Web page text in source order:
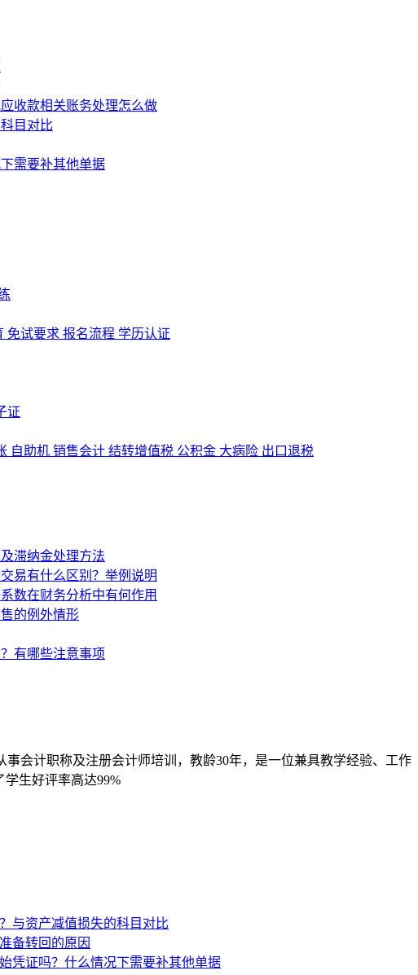
免试要求 报名流程 学历认证
证
自助机 销售会计 结转增值税 公积金 大病险 出口退税
会计职称及注册会计师培训，教龄30年，是一位兼具教学经验、工作
生好评率高达99%